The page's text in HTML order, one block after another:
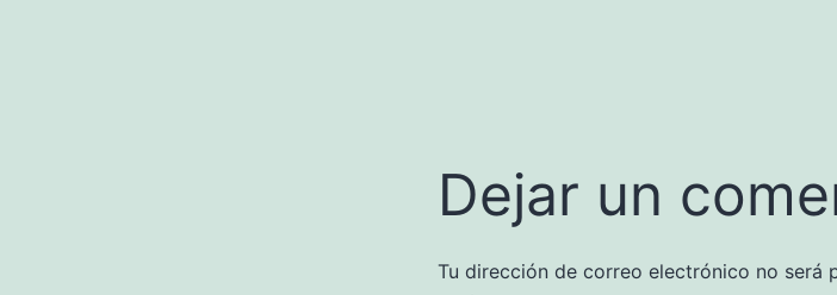
Dejar un
Tu dirección de correo electrónico no será